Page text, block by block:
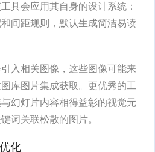
具会应用其自身的设计系统：
间距规则，默认生成简洁易读
入相关图像，这些图像可能来
库图片集成获取。更优秀的工
幻灯片内容相得益彰的视觉元
词关联松散的图片。
化